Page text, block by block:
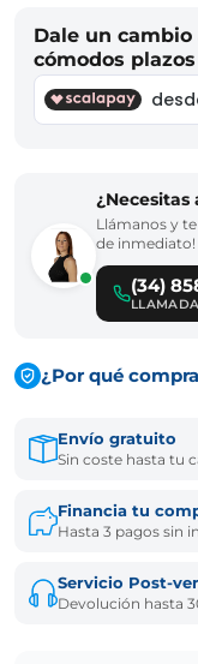
Dale un
cómodos plazos
Llámanos y
de inmediato!
(34)
¿Por qué
Envío gratuito
Sin coste hasta tu
Financia tu
Hasta 3 pagos sin
Servicio Post-
Devolución hasta